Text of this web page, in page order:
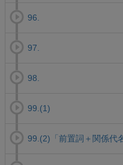
96.
97.
98.
99.(1)
99.(2)「前置詞＋関係代